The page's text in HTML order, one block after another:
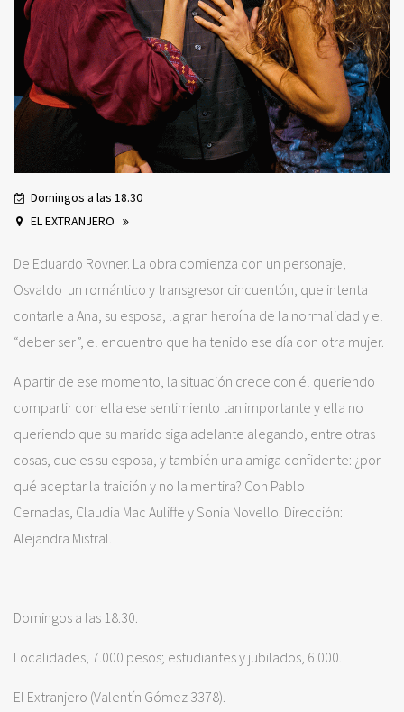
Domingos a las 18.30
EL EXTRANJERO
De Eduardo Rovner. La obra comienza con un personaje,
Osvaldo un romántico y transgresor cincuentón, que intenta
contarle a Ana, su esposa, la gran heroína de la normalidad y el
“deber ser”, el encuentro que ha tenido ese día con otra mujer.
A partir de ese momento, la situación crece con él queriendo
compartir con ella ese sentimiento tan importante y ella no
queriendo que su marido siga adelante alegando, entre otras
cosas, que es su esposa, y también una amiga confidente: ¿por
qué aceptar la traición y no la mentira? Con Pablo
Cernadas, Claudia Mac Auliffe y Sonia Novello. Dirección:
Alejandra Mistral.
Domingos a las 18.30.
Localidades, 7.000 pesos; estudiantes y jubilados, 6.000.
El Extranjero (Valentín Gómez 3378).